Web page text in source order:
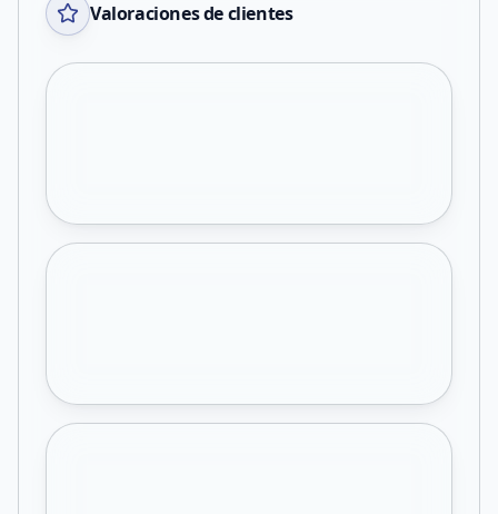
Valoraciones de clientes